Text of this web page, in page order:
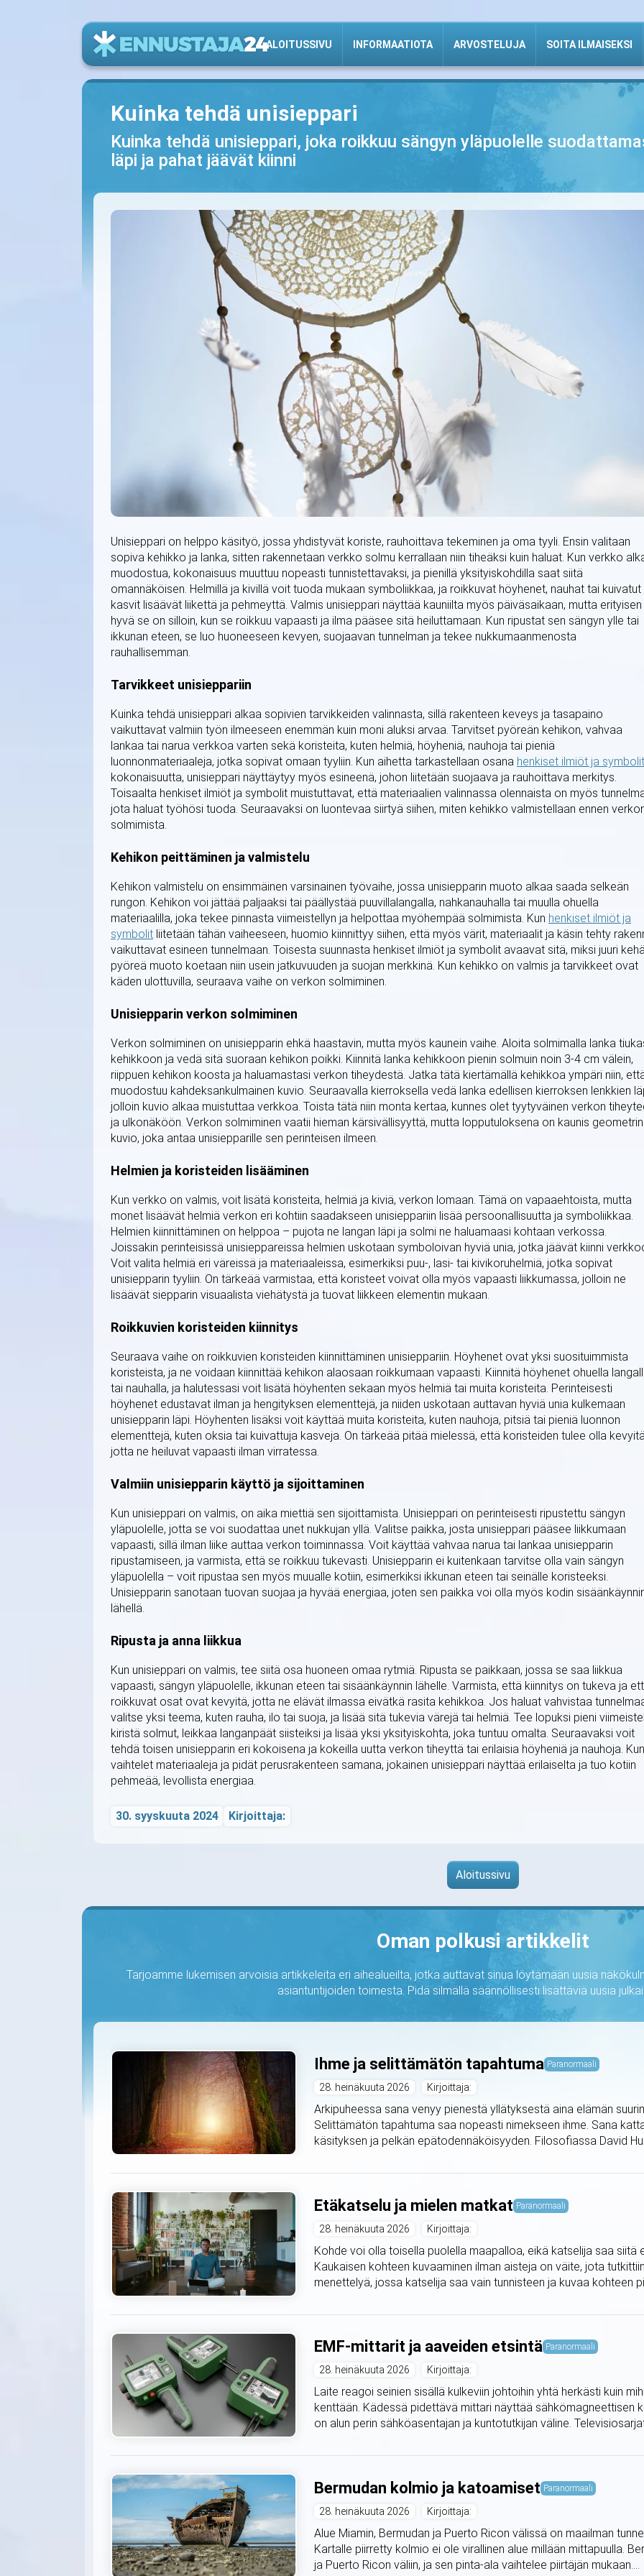
ALOITUSSIVU INFORMAATIOTA ARVOSTELUJA SOITA ILMAISEKSI
Kuinka tehdä unisieppari
Kuinka tehdä unisieppari, joka roikkuu sängyn yläpuolelle
läpi ja pahat jäävät kiinni
Unisieppari on helppo käsityö, jossa yhdistyvät koriste, rauhoittava tekeminen ja oma tyyli. Ensin valitaan
sopiva kehikko ja lanka, sitten rakennetaan verkko solmu kerrallaan niin tiheäksi kuin haluat. Kun verkko
muodostua, kokonaisuus muuttuu nopeasti tunnistettavaksi, ja pienillä yksityiskohdilla saat siitä
omannäköisen. Helmillä ja kivillä voit tuoda mukaan symboliikkaa, ja roikkuvat höyhenet, nauhat tai kuivatut
kasvit lisäävät liikettä ja pehmeyttä. Valmis unisieppari näyttää kauniilta myös päiväsaikaan, mutta erityisen
hyvä se on silloin, kun se roikkuu vapaasti ja ilma pääsee sitä heiluttamaan. Kun ripustat sen sängyn ylle tai
ikkunan eteen, se luo huoneeseen kevyen, suojaavan tunnelman ja tekee nukkumaanmenosta
rauhallisemman.
Tarvikkeet unisieppariin
Kuinka tehdä unisieppari alkaa sopivien tarvikkeiden valinnasta, sillä rakenteen keveys ja tasapaino
vaikuttavat valmiin työn ilmeeseen enemmän kuin moni aluksi arvaa. Tarvitset pyöreän kehikon, vahvaa
lankaa tai narua verkkoa varten sekä koristeita, kuten helmiä, höyheniä, nauhoja tai pieniä
luonnonmateriaaleja, jotka sopivat omaan tyyliin. Kun aihetta tarkastellaan osana henkiset ilmiöt ja symbolit
kokonaisuutta, unisieppari näyttäytyy myös esineenä, johon liitetään suojaava ja rauhoittava merkitys.
Toisaalta henkiset ilmiöt ja symbolit muistuttavat, että materiaalien valinnassa olennaista on myös
jota haluat työhösi tuoda. Seuraavaksi on luontevaa siirtyä siihen, miten kehikko valmistellaan ennen
solmimista.
Kehikon peittäminen ja valmistelu
Kehikon valmistelu on ensimmäinen varsinainen työvaihe, jossa unisiepparin muoto alkaa saada selkeän
rungon. Kehikon voi jättää paljaaksi tai päällystää puuvillalangalla, nahkanauhalla tai muulla ohuella
materiaalilla, joka tekee pinnasta viimeistellyn ja helpottaa myöhempää solmimista. Kun henkiset ilmiöt ja
symbolit liitetään tähän vaiheeseen, huomio kiinnittyy siihen, että myös värit, materiaalit ja käsin tehty
vaikuttavat esineen tunnelmaan. Toisesta suunnasta henkiset ilmiöt ja symbolit avaavat sitä, miksi juuri
pyöreä muoto koetaan niin usein jatkuvuuden ja suojan merkkinä. Kun kehikko on valmis ja tarvikkeet ovat
käden ulottuvilla, seuraava vaihe on verkon solmiminen.
Unisiepparin verkon solmiminen
Verkon solmiminen on unisiepparin ehkä haastavin, mutta myös kaunein vaihe. Aloita solmimalla lanka
kehikkoon ja vedä sitä suoraan kehikon poikki. Kiinnitä lanka kehikkoon pienin solmuin noin 3-4 cm välein,
riippuen kehikon koosta ja haluamastasi verkon tiheydestä. Jatka tätä kiertämällä kehikkoa ympäri niin,
muodostuu kahdeksankulmainen kuvio. Seuraavalla kierroksella vedä lanka edellisen kierroksen lenkkien
jolloin kuvio alkaa muistuttaa verkkoa. Toista tätä niin monta kertaa, kunnes olet tyytyväinen verkon
ja ulkonäköön. Verkon solmiminen vaatii hieman kärsivällisyyttä, mutta lopputuloksena on kaunis
kuvio, joka antaa unisiepparille sen perinteisen ilmeen.
Helmien ja koristeiden lisääminen
Kun verkko on valmis, voit lisätä koristeita, helmiä ja kiviä, verkon lomaan. Tämä on vapaaehtoista, mutta
monet lisäävät helmiä verkon eri kohtiin saadakseen unisieppariin lisää persoonallisuutta ja symboliikkaa.
Helmien kiinnittäminen on helppoa – pujota ne langan läpi ja solmi ne haluamaasi kohtaan verkossa.
Joissakin perinteisissä unisieppareissa helmien uskotaan symboloivan hyviä unia, jotka jäävät kiinni
Voit valita helmiä eri väreissä ja materiaaleissa, esimerkiksi puu-, lasi- tai kivikoruhelmiä, jotka sopivat
unisiepparin tyyliin. On tärkeää varmistaa, että koristeet voivat olla myös vapaasti liikkumassa, jolloin ne
lisäävät siepparin visuaalista viehätystä ja tuovat liikkeen elementin mukaan.
Roikkuvien koristeiden kiinnitys
Seuraava vaihe on roikkuvien koristeiden kiinnittäminen unisieppariin. Höyhenet ovat yksi suosituimmista
koristeista, ja ne voidaan kiinnittää kehikon alaosaan roikkumaan vapaasti. Kiinnitä höyhenet ohuella
tai nauhalla, ja halutessasi voit lisätä höyhenten sekaan myös helmiä tai muita koristeita. Perinteisesti
höyhenet edustavat ilman ja hengityksen elementtejä, ja niiden uskotaan auttavan hyviä unia kulkemaan
unisiepparin läpi. Höyhenten lisäksi voit käyttää muita koristeita, kuten nauhoja, pitsiä tai pieniä luonnon
elementtejä, kuten oksia tai kuivattuja kasveja. On tärkeää pitää mielessä, että koristeiden tulee olla
jotta ne heiluvat vapaasti ilman virratessa.
Valmiin unisiepparin käyttö ja sijoittaminen
Kun unisieppari on valmis, on aika miettiä sen sijoittamista. Unisieppari on perinteisesti ripustettu sängyn
yläpuolelle, jotta se voi suodattaa unet nukkujan yllä. Valitse paikka, josta unisieppari pääsee liikkumaan
vapaasti, sillä ilman liike auttaa verkon toiminnassa. Voit käyttää vahvaa narua tai lankaa unisiepparin
ripustamiseen, ja varmista, että se roikkuu tukevasti. Unisiepparin ei kuitenkaan tarvitse olla vain sängyn
yläpuolella – voit ripustaa sen myös muualle kotiin, esimerkiksi ikkunan eteen tai seinälle koristeeksi.
Unisiepparin sanotaan tuovan suojaa ja hyvää energiaa, joten sen paikka voi olla myös kodin
lähellä.
Ripusta ja anna liikkua
Kun unisieppari on valmis, tee siitä osa huoneen omaa rytmiä. Ripusta se paikkaan, jossa se saa liikkua
vapaasti, sängyn yläpuolelle, ikkunan eteen tai sisäänkäynnin lähelle. Varmista, että kiinnitys on tukeva ja
roikkuvat osat ovat kevyitä, jotta ne elävät ilmassa eivätkä rasita kehikkoa. Jos haluat vahvistaa
valitse yksi teema, kuten rauha, ilo tai suoja, ja lisää sitä tukevia värejä tai helmiä. Tee lopuksi pieni
kiristä solmut, leikkaa langanpäät siisteiksi ja lisää yksi yksityiskohta, joka tuntuu omalta. Seuraavaksi voit
tehdä toisen unisiepparin eri kokoisena ja kokeilla uutta verkon tiheyttä tai erilaisia höyheniä ja nauhoja. Kun
vaihtelet materiaaleja ja pidät perusrakenteen samana, jokainen unisieppari näyttää erilaiselta ja tuo kotiin
pehmeää, levollista energiaa.
30. syyskuuta 2024 Kirjoittaja:
Aloitussivu
Oman polkusi artikkelit
Tarjoamme lukemisen arvoisia artikkeleita eri aihealueilta, jotka auttavat sinua löytämään uusia
asiantuntijoiden toimesta. Pidä silmällä säännöllisesti lisättäviä uusia
Ihme ja selittämätön tapahtuma Paranormaali
28. heinäkuuta 2026 Kirjoittaja:
Arkipuheessa sana venyy pienestä yllätyksestä aina elämän
Selittämätön tapahtuma saa nopeasti nimekseen ihme. Sana
käsityksen ja pelkän epätodennäköisyyden. Filosofiassa David
Etäkatselu ja mielen matkat Paranormaali
28. heinäkuuta 2026 Kirjoittaja:
Kohde voi olla toisella puolella maapalloa, eikä katselija saa siitä
Kaukaisen kohteen kuvaaminen ilman aisteja on väite, jota
menettelyä, jossa katselija saa vain tunnisteen ja kuvaa kohteen
EMF-mittarit ja aaveiden etsintä Paranormaali
28. heinäkuuta 2026 Kirjoittaja:
Laite reagoi seinien sisällä kulkeviin johtoihin yhtä herkästi kuin
kenttään. Kädessä pidettävä mittari näyttää sähkömagneettisen
on alun perin sähköasentajan ja kuntotutkijan väline.
Bermudan kolmio ja katoamiset Paranormaali
28. heinäkuuta 2026 Kirjoittaja:
Alue Miamin, Bermudan ja Puerto Ricon välissä on maailman
Kartalle piirretty kolmio ei ole virallinen alue millään mittapuulla.
ja Puerto Ricon väliin, ja sen pinta-ala vaihtelee piirtäjän mukaan....